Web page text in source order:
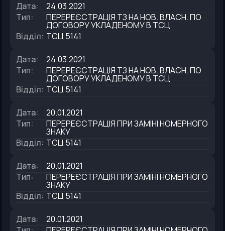
Дата:
24.03.2021
Тип: ПЕРЕРЕЄСТРАЦІЯ ТЗ НА НОВ. ВЛАСН. ПО
ДОГОВОРУ УКЛАДЕНОМУ В ТСЦ
Відділ: ТСЦ 5141
Дата:
24.03.2021
Тип: ПЕРЕРЕЄСТРАЦІЯ ТЗ НА НОВ. ВЛАСН. ПО
ДОГОВОРУ УКЛАДЕНОМУ В ТСЦ
Відділ: ТСЦ 5141
Дата:
20.01.2021
Тип: ПЕРЕРЕЄСТРАЦІЯ ПРИ ЗАМІНІ НОМЕРНОГО
ЗНАКУ
Відділ: ТСЦ 5141
Дата:
20.01.2021
Тип: ПЕРЕРЕЄСТРАЦІЯ ПРИ ЗАМІНІ НОМЕРНОГО
ЗНАКУ
Відділ: ТСЦ 5141
Дата:
20.01.2021